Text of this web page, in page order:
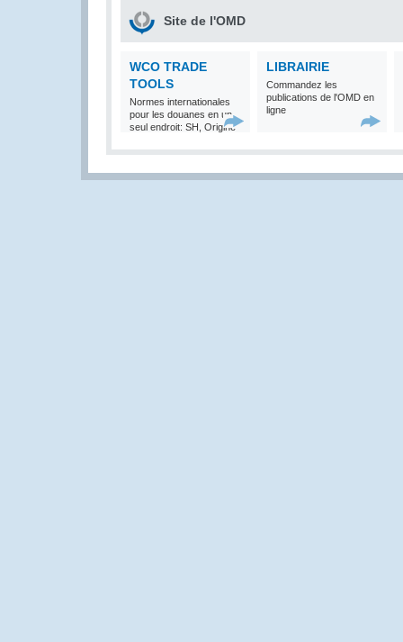
Site de l'OMD
WCO TRADE
TOOLS
Normes internationales
pour les douanes en un
seul endroit: SH, Origine
LIBRAIRIE
Commandez les
publications de l'OMD en
ligne